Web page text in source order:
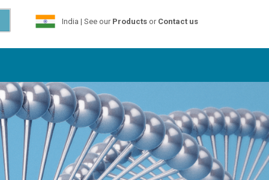
India | See our Productsor Contact us